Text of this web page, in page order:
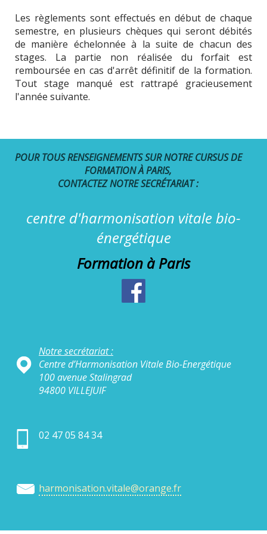
Les règlements sont effectués en début de chaque
semestre, en plusieurs chèques qui seront débités
de manière échelonnée à la suite de chacun des
stages. La partie non réalisée du forfait est
remboursée en cas d'arrêt définitif de la formation.
Tout stage manqué est rattrapé gracieusement
l'année suivante.
POUR TOUS RENSEIGNEMENTS SUR NOTRE CURSUS DE
FORMATION À PARIS,
CONTACTEZ NOTRE SECRÉTARIAT :
centre d'harmonisation vitale bio-
énergétique
Formation à Paris
Notre secrétariat :
Centre d’Harmonisation Vitale Bio-Energétique
100 avenue Stalingrad
94800 VILLEJUIF
02 47 05 84 34
harmonisation.vitale@orange.fr